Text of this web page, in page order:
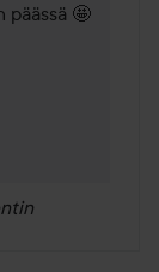
päässä 🤩